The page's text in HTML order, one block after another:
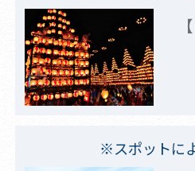
※スポットに